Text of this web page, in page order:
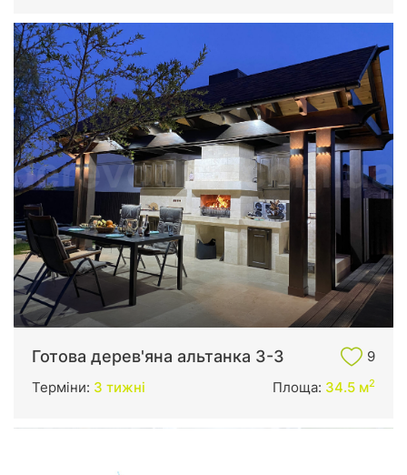
Готова дерев'яна альтанка 3-3
9
Терміни: 3 тижні Площа: 34.5 м2